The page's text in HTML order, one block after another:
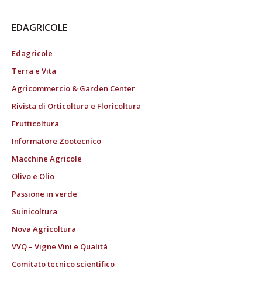
EDAGRICOLE
Edagricole
Terra e Vita
Agricommercio & Garden Center
Rivista di Orticoltura e Floricoltura
Frutticoltura
Informatore Zootecnico
Macchine Agricole
Olivo e Olio
Passione in verde
Suinicoltura
Nova Agricoltura
VVQ – Vigne Vini e Qualità
Comitato tecnico scientifico